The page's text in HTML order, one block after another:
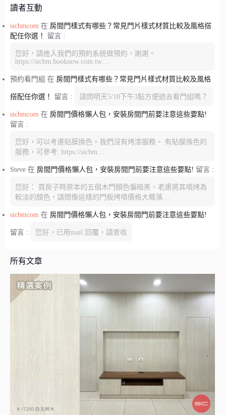
讀者互動
sicbmcom 在 房間門樣式有哪些？常見門片樣式材質比較及風格搭
配任你選！
留言 :
您好，請進入我們的預約系統做預約，謝謝。
https://sicbm.booknow.com.tw…
預約看門組 在 房間門樣式有哪些？常見門片樣式材質比較及風格
搭配任你選！ 留言 : 請問明天5/18下午3點方便過去看門組嗎？
sicbmcom 在 房間門價格懶人包，安裝房間門前要注意這些要點!
留言 :
您好，可以考慮貼膜換色。我們沒有烤漆服務。 有貼膜換色的
服務，可參考: https://sicbm…
Steve 在 房間門價格懶人包，安裝房間門前要注意這些要點! 留言 :
您好： 買房子時原本的五個木門顏色偏暗黑，老慮將其噴烤為
較淡的顏色，請問像這樣的門板烤噴價格大概落…
sicbmcom 在 房間門價格懶人包，安裝房間門前要注意這些要點!
留言 : 您好，已用mail 回覆，請查收
所有文章